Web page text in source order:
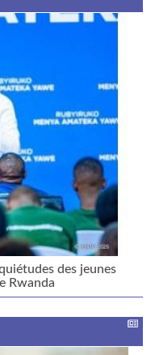
des jeunes
Rwanda